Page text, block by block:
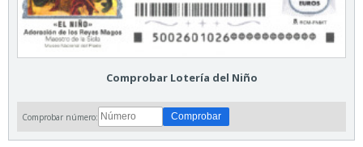
Comprobar Lotería del Niño
Comprobar número: